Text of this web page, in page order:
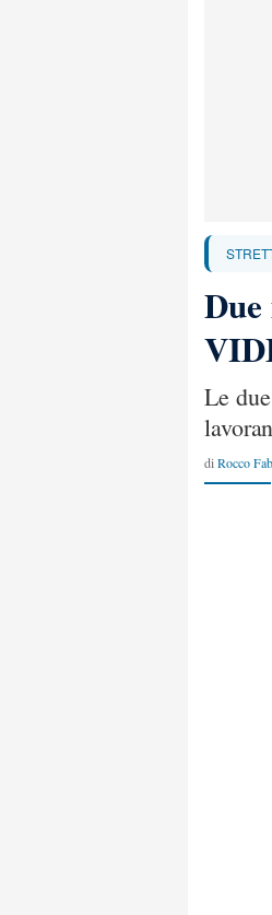
Le
di Rocco